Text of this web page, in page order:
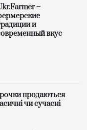
–
и
вкус
продаються
чи сучасні